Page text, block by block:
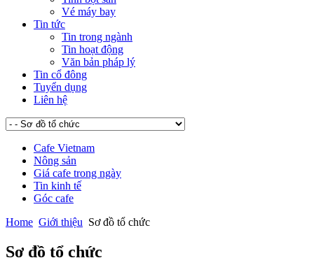
Vé máy bay
Tin tức
Tin trong ngành
Tin hoạt động
Văn bản pháp lý
Tin cổ đông
Tuyển dụng
Liên hệ
Cafe Vietnam
Nông sản
Giá cafe trong ngày
Tin kinh tế
Góc cafe
Home Giới thiệu Sơ đồ tổ chức
Sơ đồ tổ chức